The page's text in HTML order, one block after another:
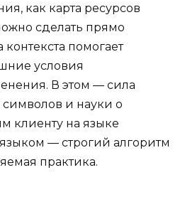
как карта ресурсов
сделать прямо
контекста помогает
условия
В этом — сила
символов и науки о
клиенту на языке
— строгий алгоритм
практика.